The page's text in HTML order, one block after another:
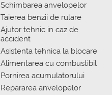
Schimbarea anvelopelor
Taierea benzii de rulare
Ajutor tehnic in caz de
accident
Asistenta tehnica la blocare
Alimentarea cu combustibil
Pornirea acumulatorului
Repararea anvelopelor